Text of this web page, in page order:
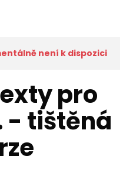
není k dispozici
pro
- tištěná